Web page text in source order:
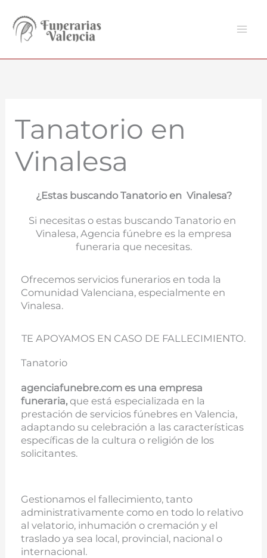
contenido
Tanatorio en
Vinalesa
¿Estas buscando Tanatorio en Vinalesa?
Si necesitas o estas buscando Tanatorio en
Vinalesa, Agencia fúnebre es la empresa
funeraria que necesitas.
Ofrecemos servicios funerarios en toda la
Comunidad Valenciana, especialmente en
Vinalesa.
TE APOYAMOS EN CASO DE FALLECIMIENTO.
Tanatorio
agenciafunebre.com es una empresa
funeraria, que está especializada en la
prestación de servicios fúnebres en Valencia,
adaptando su celebración a las características
específicas de la cultura o religión de los
solicitantes.
Gestionamos el fallecimiento, tanto
administrativamente como en todo lo relativo
al velatorio, inhumación o cremación y el
traslado ya sea local, provincial, nacional o
internacional.